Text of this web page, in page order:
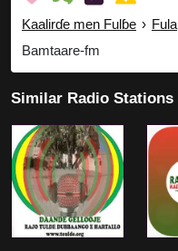
Kaalirɗe men Fulɓe › Fula
Bamtaare-fm
Similar Radio Stations